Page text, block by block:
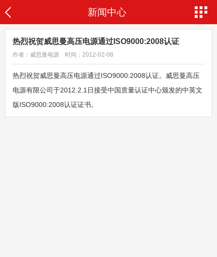
新闻中心
热烈祝贺威思曼高压电源通过ISO9000:2008认证
作者：威思曼电源 时间：2012-02-08
热烈祝贺威思曼高压电源通过ISO9000:2008认证。威思曼高压
电源有限公司于2012.2.1日接受中国质量认证中心颁发的中英文
版ISO9000:2008认证证书。